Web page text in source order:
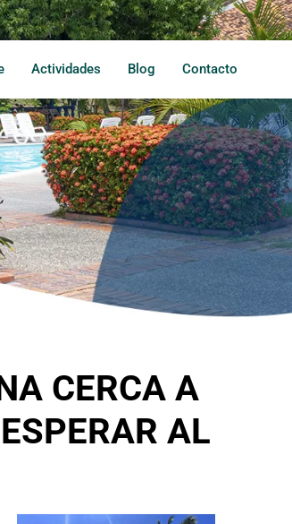
Actividades Blog Contacto
CERCA A
AL